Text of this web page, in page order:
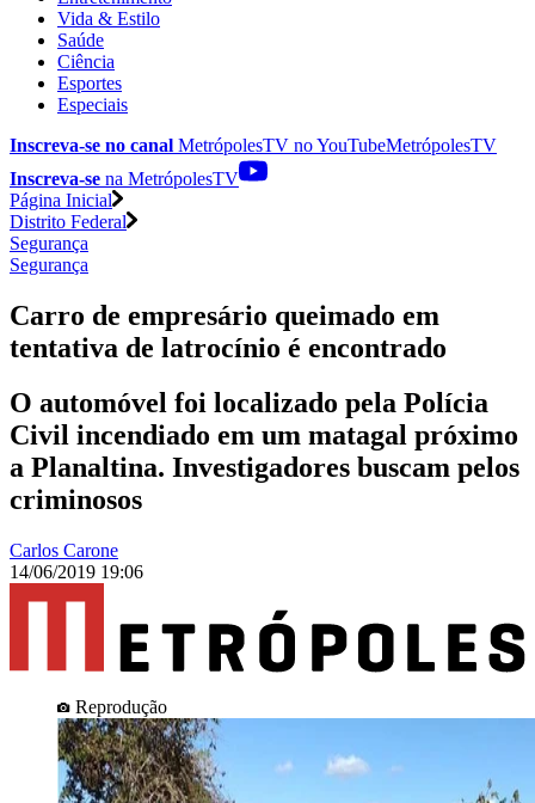
Vida & Estilo
Saúde
Ciência
Esportes
Especiais
Inscreva-se no canal MetrópolesTV noYouTubeMetrópolesTV
Inscreva-se na MetrópolesTV
Página Inicial
Distrito Federal
Segurança
Segurança
Carro de empresário queimado em
tentativa de latrocínio é encontrado
O automóvel foi localizado pela Polícia
Civil incendiado em um matagal próximo
a Planaltina. Investigadores buscam pelos
criminosos
Carlos Carone
14/06/2019 19:06
Reprodução